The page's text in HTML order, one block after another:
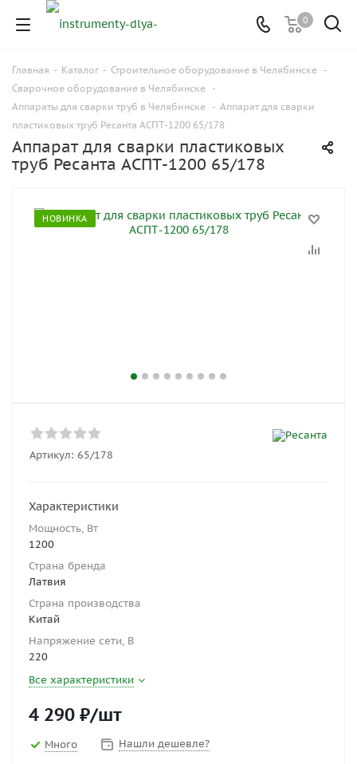
0
Главная - Каталог - Строительное оборудование в Челябинске -
Сварочное оборудование в Челябинске -
Аппараты для сварки труб в Челябинске - Аппарат для сварки
пластиковых труб Ресанта АСПТ-1200 65/178
Аппарат для сварки пластиковых
труб Ресанта АСПТ-1200 65/178
НОВИНКА
Артикул: 65/178
Характеристики
Мощность, Вт
1200
Страна бренда
Латвия
Страна производства
Китай
Напряжение сети, В
220
Все характеристики
4 290 ₽/шт
Много Нашли дешевле?